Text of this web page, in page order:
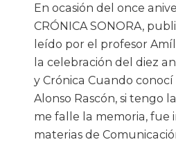
En ocasión del once
CRÓNICA SONORA,
leído por el profesor
la celebración del diez
y Crónica Cuando
Alonso Rascón, si tengo
me falle la memoria, fue
materias de